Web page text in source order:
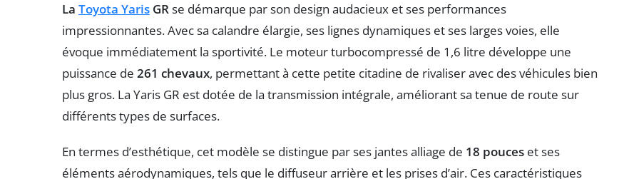
La Toyota Yaris GRse démarque par son design audacieux et ses performances
impressionnantes. Avec sa calandre élargie, ses lignes dynamiques et ses larges voies, elle
évoque immédiatement la sportivité. Le moteur turbocompressé de 1,6 litre développe une
puissance de 261 chevaux, permettant à cette petite citadine de rivaliser avec des véhicules bien
plus gros. La Yaris GR est dotée de la transmission intégrale, améliorant sa tenue de route sur
différents types de surfaces.
En termes d’esthétique, cet modèle se distingue par ses jantes alliage de 18 pouces et ses
éléments aérodynamiques, tels que le diffuseur arrière et les prises d’air. Ces caractéristiques